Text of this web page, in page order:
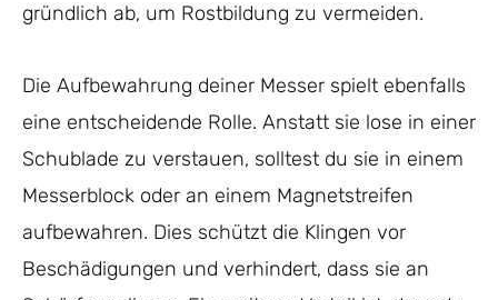
gründlich ab, um Rostbildung zu vermeiden.
Die Aufbewahrung deiner Messer spielt ebenfalls
eine entscheidende Rolle. Anstatt sie lose in einer
Schublade zu verstauen, solltest du sie in einem
Messerblock oder an einem Magnetstreifen
aufbewahren. Dies schützt die Klingen vor
Beschädigungen und verhindert, dass sie an